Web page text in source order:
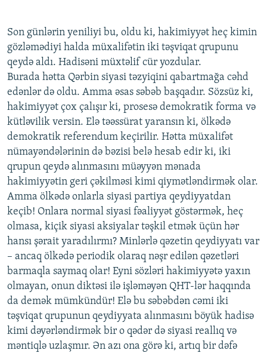
Son günlərin yeniliyi bu, oldu ki, hakimiyyət heç kimin
gözləmədiyi halda müxalifətin iki təşviqat qrupunu
qeydə aldı. Hadisəni müxtəlif cür yozdular.
Burada hətta Qərbin siyasi təzyiqini qabartmağa cəhd
edənlər də oldu. Amma əsas səbəb başqadır. Sözsüz ki,
hakimiyyət çox çalışır ki, prosesə demokratik forma və
kütləvilik versin. Elə təəssürat yaransın ki, ölkədə
demokratik referendum keçirilir. Hətta müxalifət
nümayəndələrinin də bəzisi belə hesab edir ki, iki
qrupun qeydə alınmasını müəyyən mənada
hakimiyyətin geri çəkilməsi kimi qiymətləndirmək olar.
Amma ölkədə onlarla siyasi partiya qeydiyyatdan
keçib! Onlara normal siyasi fəaliyyət göstərmək, heç
olmasa, kiçik siyasi aksiyalar təşkil etmək üçün hər
hansı şərait yaradılırmı? Minlərlə qəzetin qeydiyyatı var
– ancaq ölkədə periodik olaraq nəşr edilən qəzetləri
barmaqla saymaq olar! Eyni sözləri hakimiyyətə yaxın
olmayan, onun diktəsi ilə işləməyən QHT-lər haqqında
da demək mümkündür! Elə bu səbəbdən cəmi iki
təşviqat qrupunun qeydiyyata alınmasını böyük hadisə
kimi dəyərləndirmək bir o qədər də siyasi reallıq və
məntiqlə uzlaşmır. Ən azı ona görə ki, artıq bir dəfə